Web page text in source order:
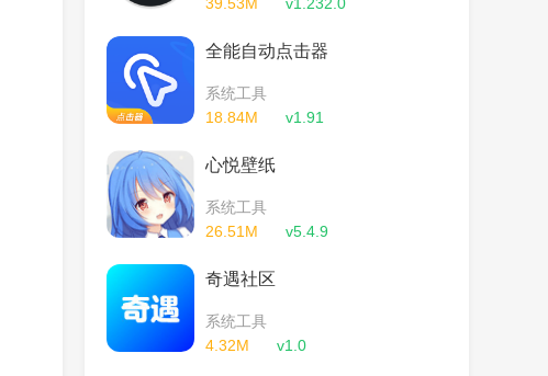
全能自动点击器
系统工具
18.84M
v1.91
心悦壁纸
系统工具
26.51M
v5.4.9
奇遇社区
系统工具
4.32M
v1.0